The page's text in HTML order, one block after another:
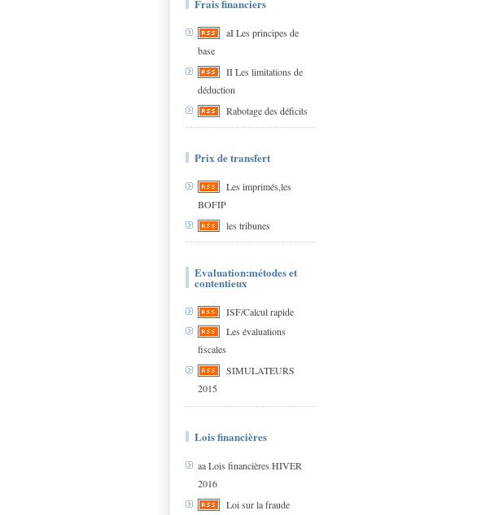
Frais financiers
aI Les principes de
base
II Les limitations de
déduction
Rabotage des déficits
Prix de transfert
Les imprimés,les
BOFIP
les tribunes
Evaluation:métodes et
contentieux
ISF/Calcul rapide
Les évaluations
fiscales
SIMULATEURS
2015
Lois financières
aa Lois financières HIVER
2016
Loi sur la fraude